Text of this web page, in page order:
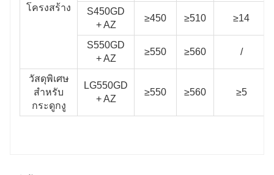
โครงสร้าง
S450GD
+ AZ
≥450 ≥510 ≥14
S550GD
+ AZ
≥550 ≥560 /
วัสดุพิเศษ
สําหรับ
กระดูกงู
LG550GD
+ AZ
≥550 ≥560 ≥5